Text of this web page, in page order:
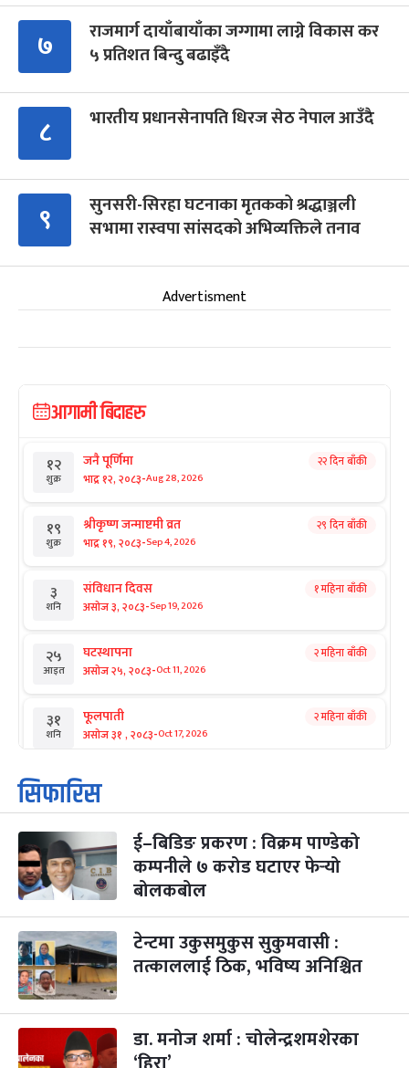
७
राजमार्ग दायाँबायाँका जग्गामा लाग्ने विकास कर
५ प्रतिशत बिन्दु बढाइँदै
८ भारतीय प्रधानसेनापति धिरज सेठ नेपाल आउँदै
९
सुनसरी-सिरहा घटनाका मृतकको श्रद्धाञ्जली
सभामा रास्वपा सांसदको अभिव्यक्तिले तनाव
Advertisment
आगामी बिदाहरु
१२
शुक्र
जनै पूर्णिमा
भाद्र १२, २०८३-Aug 28, 2026
२२ दिन बाँकी
१९
शुक्र
श्रीकृष्ण जन्माष्टमी व्रत
भाद्र १९, २०८३-Sep 4, 2026
२९ दिन बाँकी
३
शनि
संविधान दिवस
असोज ३, २०८३-Sep 19, 2026
१ महिना बाँकी
२५
आइत
घटस्थापना
असोज २५, २०८३-Oct 11, 2026
२ महिना बाँकी
३१
शनि
फूलपाती
असोज ३१ , २०८३-Oct 17, 2026
२ महिना बाँकी
१
आइत
कार्तिक सङ्क्रान्ति
कार्तिक १, २०८३
३
मंगल
महानवमी
कार्तिक ३, २०८३-Oct 20, 2026
२ महिना बाँकी
४
५
बिहि
पापा‌ङ्कुशा एकादशी व्रत
कार्तिक ५, २०८३
२ महिना बाँकी
आइत
कुकुर तिहार
कार्तिक २२, २०८३-Nov 8, 2026
३ महिना बाँकी
सिफारिस
ई–बिडिङ प्रकरण : विक्रम पाण्डेको
कम्पनीले ७ करोड घटाएर फेर्‍यो
बोलकबोल
टेन्टमा उकुसमुकुस सुकुमवासी :
तत्काललाई ठिक, भविष्य अनिश्चित
डा. मनोज शर्मा : चोलेन्द्रशमशेरका